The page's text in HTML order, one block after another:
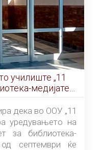
училиште „11
медијатека
дека во ООУ „11
уредувањето на
за библиотека-
од септември ќе